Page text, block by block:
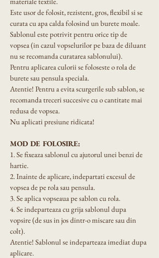
Este usor de folosit, rezistent, gros, flexibil si se
curata cu apa calda folosind un burete moale.
Sablonul este potrivit pentru orice tip de
vopsea (in cazul vopselurilor pe baza de diluant
nu se recomanda curatarea sablonului).
Pentru aplicarea culorii se foloseste o rola de
burete sau pensula speciala.
Atentie! Pentru a evita scurgerile sub sablon, se
recomanda treceri succesive cu o cantitate mai
redusa de vopsea.
Nu aplicati presiune ridicata!
MOD DE FOLOSIRE:
1. Se fixeaza sablonul cu ajutorul unei benzi de
hartie.
2. Inainte de aplicare, indepartati excesul de
vopsea de pe rola sau pensula.
3. Se aplica vopseaua pe sablon cu rola.
4. Se indeparteaza cu grija sablonul dupa
vopsire (de sus in jos dintr-o miscare sau din
colt).
Atentie! Sablonul se indeparteaza imediat dupa
aplicare.